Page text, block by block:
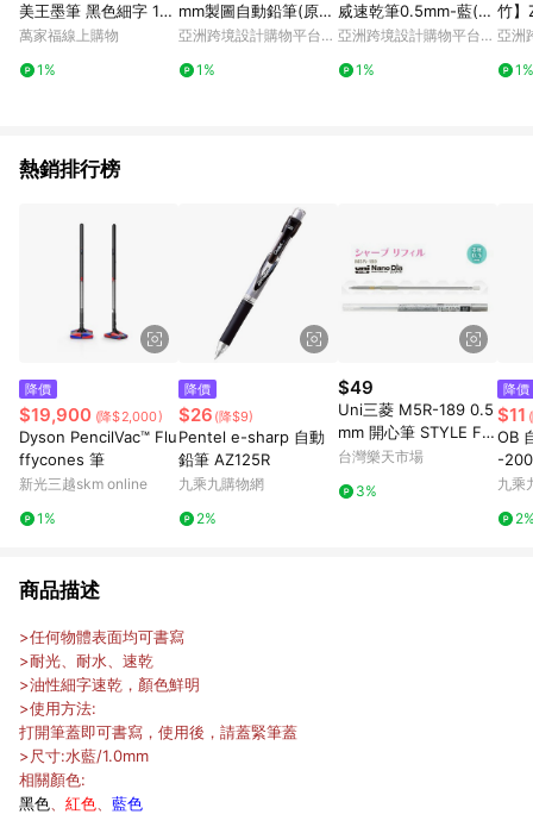
美王墨筆 黑色細字 11
號 /支 XO50F2-10B
萬家福線上購物
1%
mm製圖自動鉛筆(原廠
正貨)
亞洲跨境設計購物平台
1%
烕速乾筆0.5mm-藍(原
廠正貨)
亞洲跨境設計購物平台
1%
竹】
軟筆
亞洲
1%
熱銷排行榜
降價
$19,900 (降$2,000)
Dyson PencilVac™ Flu
ffycones 筆
新光三越skm online
1%
降價
$26 (降$9)
Pentel e-sharp 自動
鉛筆 AZ125R
九乘九購物網
2%
$49
Uni三菱 M5R-189 0.5
mm 開心筆 STYLE FIT
自動鉛筆筆芯 自動筆芯
額下單10%點數(單一帳
台灣樂天市場
3%
降價
$11
OB
-
九乘
商品描述
>任何物體表面均可書寫
>耐光、耐水、速乾
>油性細字速乾，顏色鮮明
>使用方法:
打開筆蓋即可書寫，使用後，請蓋緊筆蓋
>尺寸:水藍/1.0mm
相關顏色:
黑色
紅色 藍色